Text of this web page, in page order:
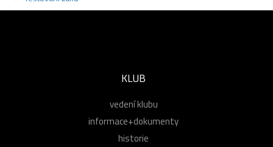
KLUB
vedení klubu
informace+dokumenty
historie